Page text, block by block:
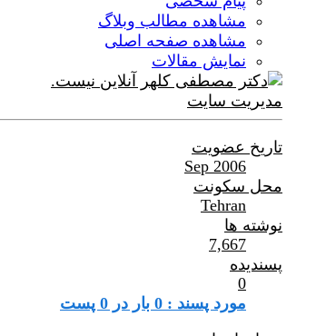
مشاهده مطالب وبلاگ
مشاهده صفحه اصلی
نمایش مقالات
مدیریت سایت
تاریخ عضویت
Sep 2006
محل سکونت
Tehran
نوشته ها
7,667
پسندیده
0
مورد پسند : 0 بار در 0 پست